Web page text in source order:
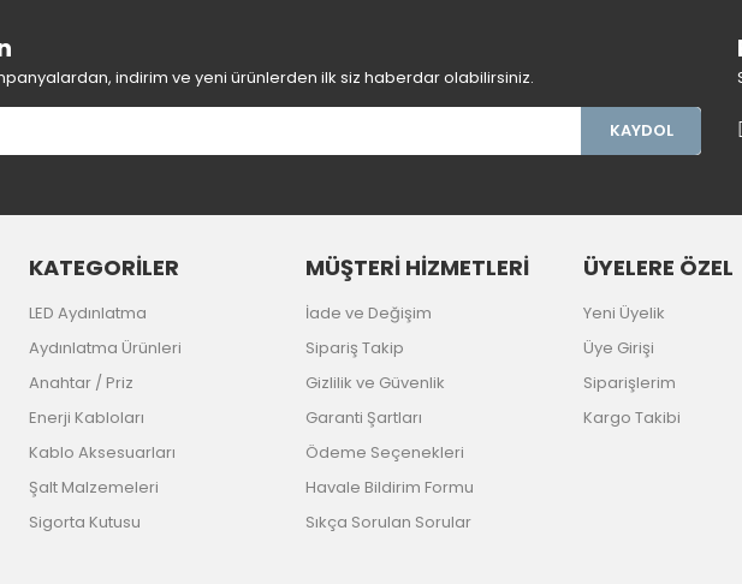
indirim ve yeni ürünlerden ilk siz haberdar olabilirsiniz.
KAYDOL
KATEGORİLER
LED Aydınlatma
Aydınlatma Ürünleri
Anahtar / Priz
Enerji Kabloları
Kablo Aksesuarları
Şalt Malzemeleri
Sigorta Kutusu
MÜŞTERİ HİZMETLERİ
İade ve Değişim
Sipariş Takip
Gizlilik ve Güvenlik
Garanti Şartları
Ödeme Seçenekleri
Havale Bildirim Formu
Sıkça Sorulan Sorular
ÜYELERE ÖZEL
Yeni Üyelik
Üye Girişi
Siparişlerim
Kargo Takibi